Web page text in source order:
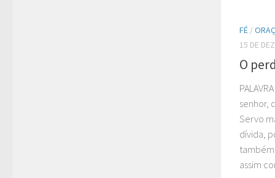
FÉ /
15 DE
O
senhor,
Servo
dívida,
assim